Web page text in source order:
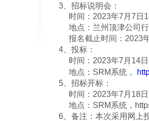
3 、招标说明会：
时间： 2023年7月7日
地点： 兰州顶津公司
报名截止时间：2023
4 、投标：
时间： 2023年7月14日
地点： SRM系统，
5 、招标开标：
时间： 2023年7月18日
地点： SRM系统，
6 、备注：本次采用网上